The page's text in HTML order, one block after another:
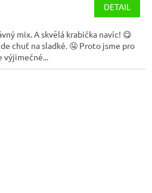
DETAIL
mix. A skvělá krabička navíc! 😋
chuť na sladké. 🤤 Proto jsme pro
výjimečné...